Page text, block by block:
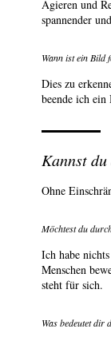
Agieren und
spannender
Wann ist ein Bild
Dies zu
beende ich
Kannst
Ohne
Möchtest du
Ich habe
Menschen
steht für sich.
Was bedeutet dir